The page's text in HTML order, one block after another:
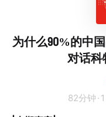
为什么90%的中
对话科
82分钟 ·